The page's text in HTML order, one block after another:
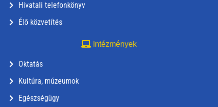
Hivatali telefonkönyv
Élő közvetítés
Intézmények
Oktatás
Kultúra, múzeumok
Egészségügy